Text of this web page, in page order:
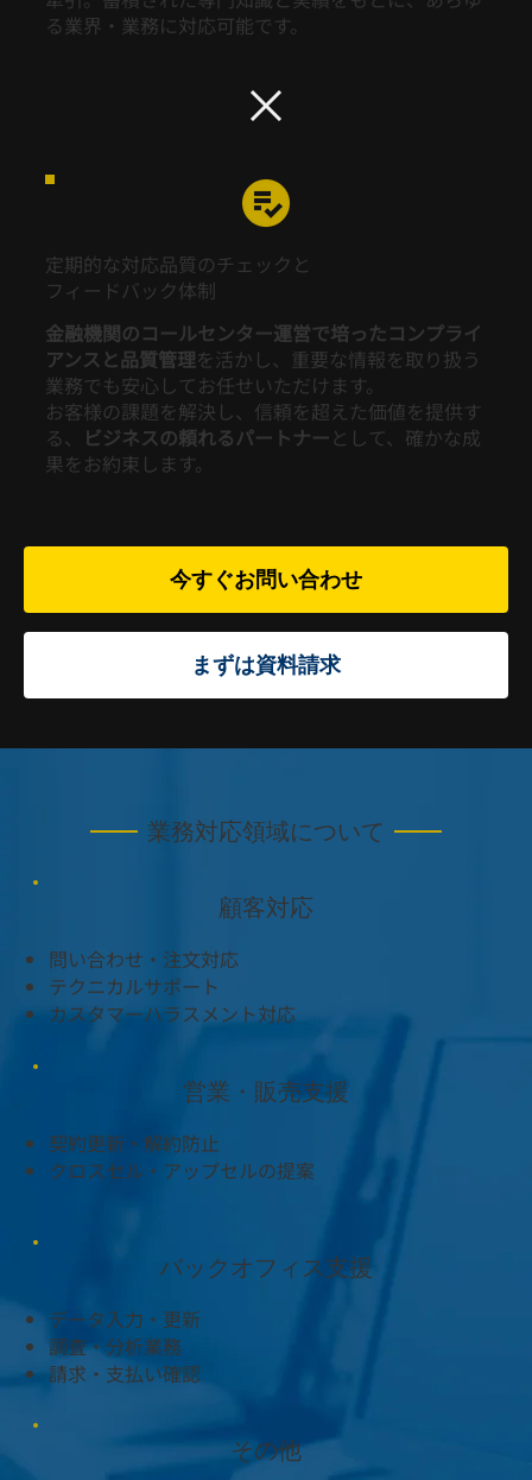
る業界・業務に対応可能です。
定期的な対応品質のチェックと
フィードバック体制
金融機関のコールセンター運営で培ったコンプライ
アンスと品質管理を活かし、重要な情報を取り扱う
業務でも安心してお任せいただけます。
お客様の課題を解決し、信頼を超えた価値を提供す
る、 ビジネスの頼れるパートナーとして、確かな成
果をお約束します。
今すぐお問い合わせ
まずは資料請求
業務対応領域について
その他
バックオフィス支援
データ入力・更新
調査・分析業務
​請求・支払い確認
営業・販売支援
契約更新・解約防止
​クロスセル・アップセルの提案
​顧客対応​
問い合わせ・注文対応
テクニカルサポート
カスタマーハラスメント対応